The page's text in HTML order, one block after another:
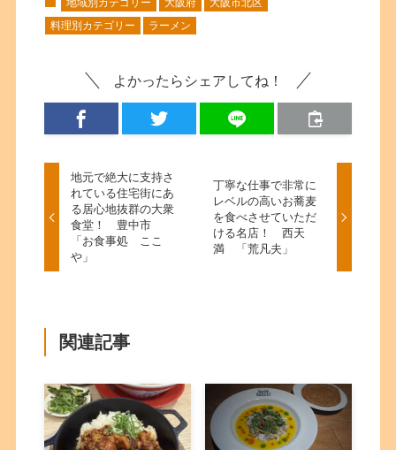
地域別カテゴリー 大阪府
大阪市北区
料理別カテゴリー
ラーメン
よかったらシェアしてね！
地元で絶大に支持さ
れている住宅街にあ
る居心地抜群の大衆
食堂！ 豊中市
「お食事処 ここ
や」
丁寧な仕事で非常に
レベルの高いお蕎麦
を食べさせていただ
ける名店！ 西天
満 「荒凡夫」
関連記事